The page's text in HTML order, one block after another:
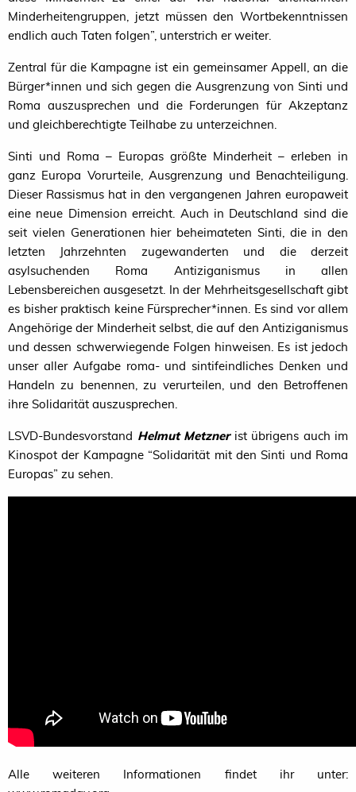
Minderheitengruppen, jetzt müssen den Wortbekenntnissen
endlich auch Taten folgen”, unterstrich er weiter.
Zentral für die Kampagne ist ein gemeinsamer Appell, an die
Bürger*innen und sich gegen die Ausgrenzung von Sinti und
Roma auszusprechen und die Forderungen für Akzeptanz
und gleichberechtigte Teilhabe zu unterzeichnen.
Sinti und Roma – Europas größte Minderheit – erleben in
ganz Europa Vorurteile, Ausgrenzung und Benachteiligung.
Dieser Rassismus hat in den vergangenen Jahren europaweit
eine neue Dimension erreicht. Auch in Deutschland sind die
seit vielen Generationen hier beheimateten Sinti, die in den
letzten Jahrzehnten zugewanderten und die derzeit
asylsuchenden Roma Antiziganismus in allen
Lebensbereichen ausgesetzt. In der Mehrheitsgesellschaft gibt
es bisher praktisch keine Fürsprecher*innen. Es sind vor allem
Angehörige der Minderheit selbst, die auf den Antiziganismus
und dessen schwerwiegende Folgen hinweisen. Es ist jedoch
unser aller Aufgabe roma- und sintifeindliches Denken und
Handeln zu benennen, zu verurteilen, und den Betroffenen
ihre Solidarität auszusprechen.
LSVD-Bundesvorstand Helmut Metznerist übrigens auch im
Kinospot der Kampagne “Solidarität mit den Sinti und Roma
Europas” zu sehen.
Alle weiteren Informationen findet ihr unter: